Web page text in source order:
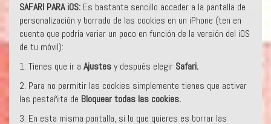
SAFARI PARA iOS: Es bastante sencillo acceder a la pantalla de
personalización y borrado de las cookies en un iPhone (ten en
cuenta que podría variar un poco en función de la versión del iOS
de tu móvil):
1. Tienes que ir a Ajustesy después elegir Safari.
2. Para no permitir las cookies simplemente tienes que activar
las pestañita de Bloquear todas las cookies.
3. En esta misma pantalla, si lo que quieres es borrar las